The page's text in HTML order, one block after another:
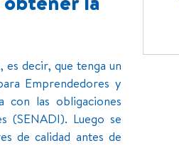
decir, que tenga un
Emprendedores y
con las obligaciones
(SENADI). Luego se
de calidad antes de